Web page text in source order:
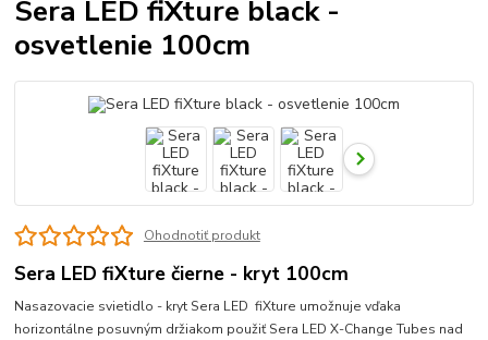
Sera LED fiXture black -
osvetlenie 100cm
Ohodnotiť produkt
Sera LED fiXture čierne - kryt 100cm
Nasazovacie svietidlo - kryt Sera LED fiXture umožnuje vďaka
horizontálne posuvným držiakom použiť Sera LED X-Change Tubes nad